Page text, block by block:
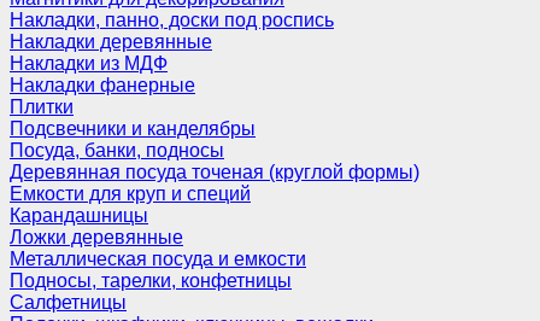
Накладки, панно, доски под роспись
Накладки деревянные
Накладки из МДФ
Накладки фанерные
Плитки
Подсвечники и канделябры
Посуда, банки, подносы
Деревянная посуда точеная (круглой формы)
Емкости для круп и специй
Карандашницы
Ложки деревянные
Металлическая посуда и емкости
Подносы, тарелки, конфетницы
Салфетницы